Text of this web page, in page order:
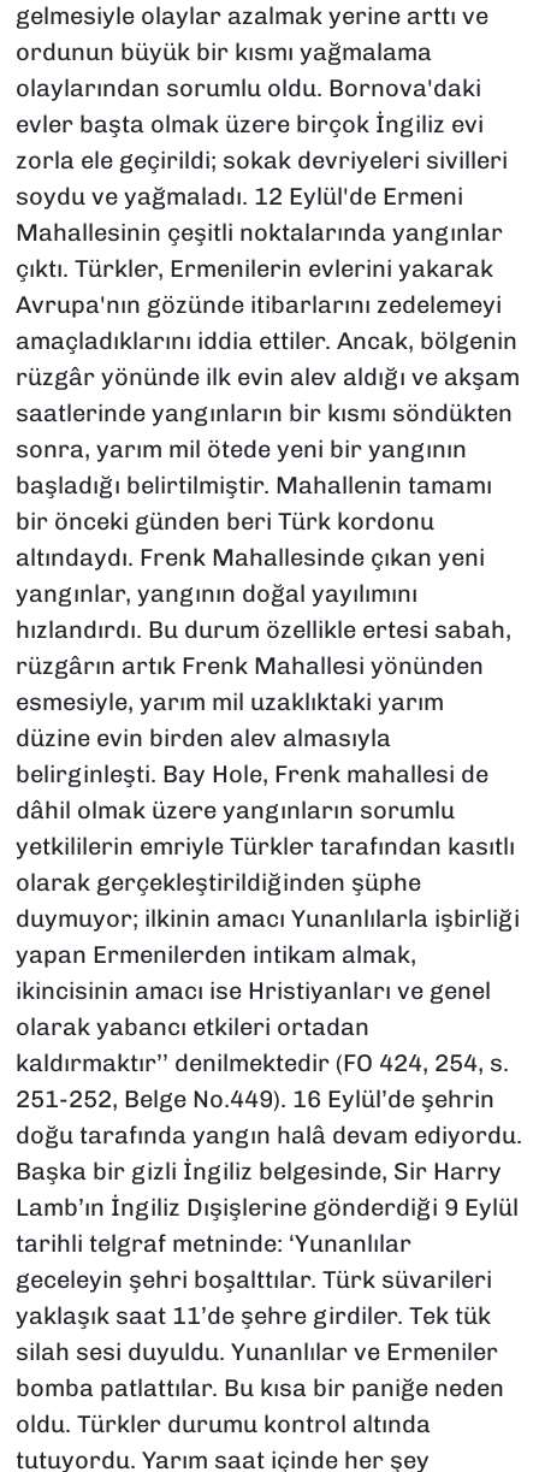
gelmesiyle olaylar azalmak yerine arttı ve
ordunun büyük bir kısmı yağmalama
olaylarından sorumlu oldu. Bornova'daki
evler başta olmak üzere birçok İngiliz evi
zorla ele geçirildi; sokak devriyeleri sivilleri
soydu ve yağmaladı. 12 Eylül'de Ermeni
Mahallesinin çeşitli noktalarında yangınlar
çıktı. Türkler, Ermenilerin evlerini yakarak
Avrupa'nın gözünde itibarlarını zedelemeyi
amaçladıklarını iddia ettiler. Ancak, bölgenin
rüzgâr yönünde ilk evin alev aldığı ve akşam
saatlerinde yangınların bir kısmı söndükten
sonra, yarım mil ötede yeni bir yangının
başladığı belirtilmiştir. Mahallenin tamamı
bir önceki günden beri Türk kordonu
altındaydı. Frenk Mahallesinde çıkan yeni
yangınlar, yangının doğal yayılımını
hızlandırdı. Bu durum özellikle ertesi sabah,
rüzgârın artık Frenk Mahallesi yönünden
esmesiyle, yarım mil uzaklıktaki yarım
düzine evin birden alev almasıyla
belirginleşti. Bay Hole, Frenk mahallesi de
dâhil olmak üzere yangınların sorumlu
yetkililerin emriyle Türkler tarafından kasıtlı
olarak gerçekleştirildiğinden şüphe
duymuyor; ilkinin amacı Yunanlılarla işbirliği
yapan Ermenilerden intikam almak,
ikincisinin amacı ise Hristiyanları ve genel
olarak yabancı etkileri ortadan
kaldırmaktır’’ denilmektedir (FO 424, 254, s.
251-252, Belge No.449). 16 Eylül’de şehrin
doğu tarafında yangın halâ devam ediyordu.
Başka bir gizli İngiliz belgesinde, Sir Harry
Lamb’ın İngiliz Dışişlerine gönderdiği 9 Eylül
tarihli telgraf metninde: ‘Yunanlılar
geceleyin şehri boşalttılar. Türk süvarileri
yaklaşık saat 11’de şehre girdiler. Tek tük
silah sesi duyuldu. Yunanlılar ve Ermeniler
bomba patlattılar. Bu kısa bir paniğe neden
oldu. Türkler durumu kontrol altında
tutuyordu. Yarım saat içinde her şey